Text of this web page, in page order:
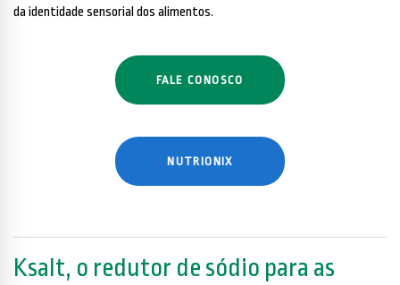
da identidade sensorial dos alimentos.
FALE CONOSCO
NUTRIONIX
Ksalt, o redutor de sódio para as